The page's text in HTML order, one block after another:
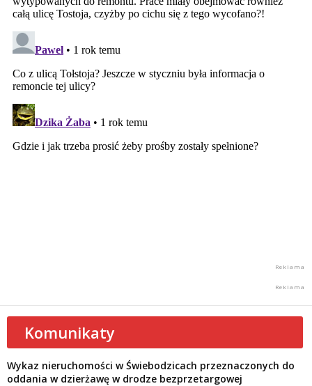
Komunikaty
Wykaz nieruchomości w Świebodzicach przeznaczonych do
oddania w dzierżawę w drodze bezprzetargowej